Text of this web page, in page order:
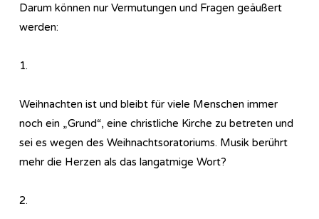
Darum können nur Vermutungen und Fragen geäußert
werden:
1.
Weihnachten ist und bleibt für viele Menschen immer
noch ein „Grund“, eine christliche Kirche zu betreten und
sei es wegen des Weihnachtsoratoriums. Musik berührt
mehr die Herzen als das langatmige Wort?
2.